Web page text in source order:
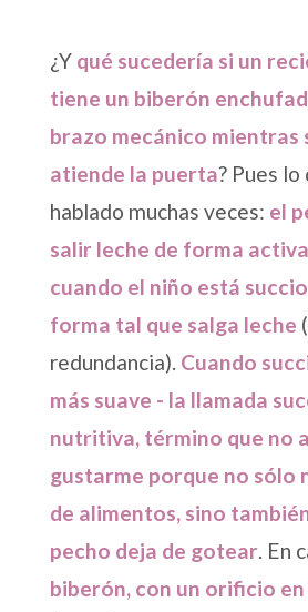
¿Y qué sucedería si un
tiene un biberón
brazo mecánico mientras
atiende la puerta? Pues lo
hablado muchas veces: el
salir leche de forma
cuando el niño está
forma tal que salga leche
redundancia). Cuando
más suave - la llamada
nutritiva, término que no
gustarme porque no sólo
de alimentos, sino
pecho deja de gotear. En
biberón, con un orificio